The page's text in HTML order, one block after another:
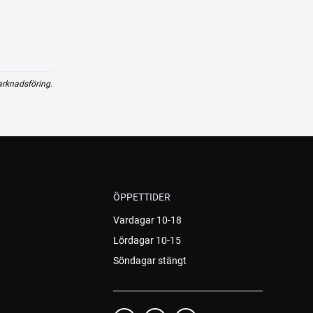
ÖPPETTIDER
Vardagar 10-18
Lördagar 10-15
Söndagar stängt